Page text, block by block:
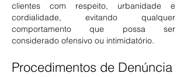
clientes com respeito, urbanidade e
cordialidade, evitando qualquer
comportamento que possa ser
considerado ofensivo ou intimidatório.
Procedimentos de Denúncia